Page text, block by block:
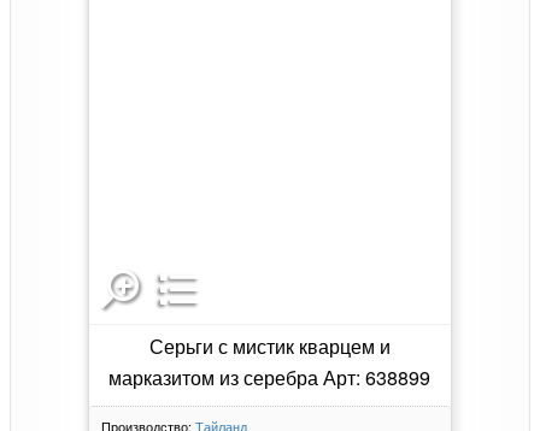
Серьги с мистик кварцем и
марказитом из серебра Арт: 638899
Производство: Тайланд